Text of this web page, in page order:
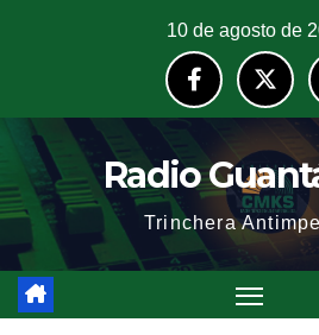
10 de agosto de
Radio
Trinchera